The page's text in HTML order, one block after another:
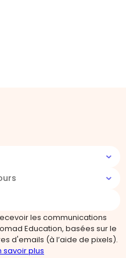
les communications
Education, basées sur le
d'emails (à l’aide de pixels).
savoir plus